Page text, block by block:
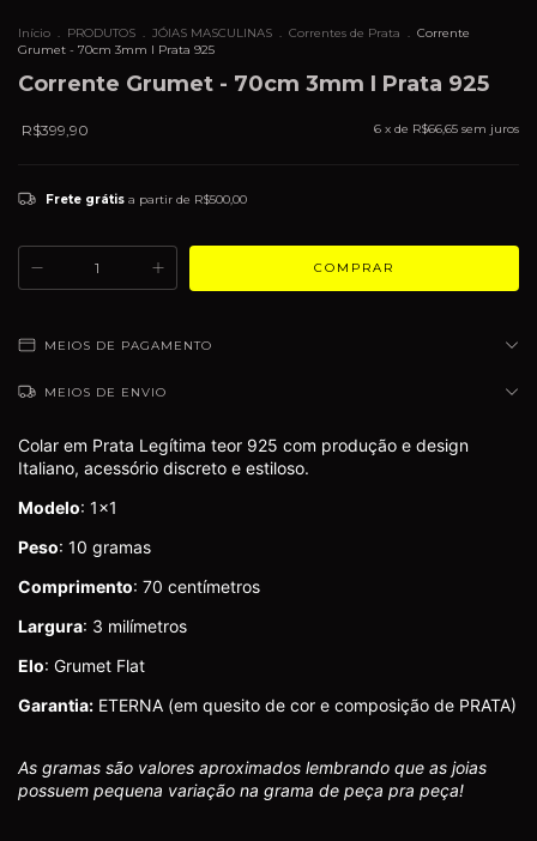
Início . PRODUTOS . JÓIAS MASCULINAS . Correntes de Prata . Corrente
Grumet - 70cm 3mm I Prata 925
Corrente Grumet - 70cm 3mm I Prata 925
R$399,90 6 x de R$66,65 sem juros
Frete grátis a partir de R$500,00
MEIOS DE PAGAMENTO
MEIOS DE ENVIO
Colar em Prata Legítima teor 925 com produção e design
Italiano, acessório discreto e estiloso.
Modelo: 1x1
Peso: 10 gramas
Comprimento: 70 centímetros
Largura: 3 milímetros
Elo: Grumet Flat
Garantia: ETERNA (em quesito de cor e composição de PRATA)
As gramas são valores aproximados lembrando que as joias
possuem pequena variação na grama de peça pra peça!